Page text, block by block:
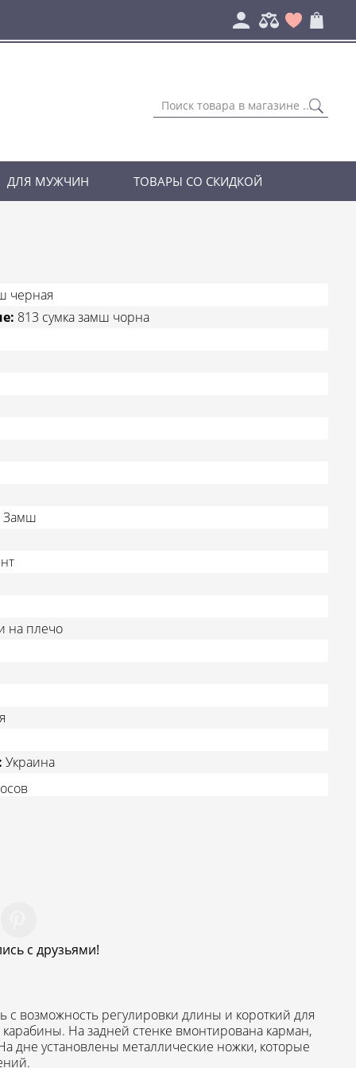
ДЛЯ МУЖЧИН ТОВАРЫ СО СКИДКОЙ
черная
813 сумка замш чорна
Замш
на плечо
Украина
с друзьями!
возможность регулировки длины и короткий для
На задней стенке вмонтирована карман,
дне установлены металлические ножки, которые